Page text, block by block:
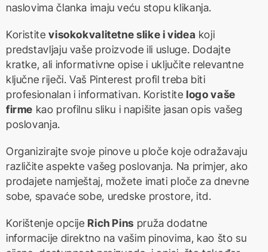
naslovima članka imaju veću stopu klikanja.
Koristitevisokokvalitetne slike i videa koji
predstavljaju vaše proizvode ili usluge. Dodajte
kratke, ali informativne opise i uključite relevantne
ključne riječi. Vaš Pinterest profil treba biti
profesionalan i informativan. Koristitelogo vaše
firme kao profilnu sliku i napišite jasan opis vašeg
poslovanja.
Organizirajte svoje pinove u ploče koje odražavaju
različite aspekte vašeg poslovanja. Na primjer, ako
prodajete namještaj, možete imati ploče za dnevne
sobe, spavaće sobe, uredske prostore, itd.
Korištenje opcijeRich Pins pruža dodatne
informacije direktno na vašim pinovima, kao što su